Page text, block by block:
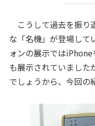
こうして過去を振り
な「名機」が登場して
ォンの展示では
も展示されていました
でしょうから、今回の